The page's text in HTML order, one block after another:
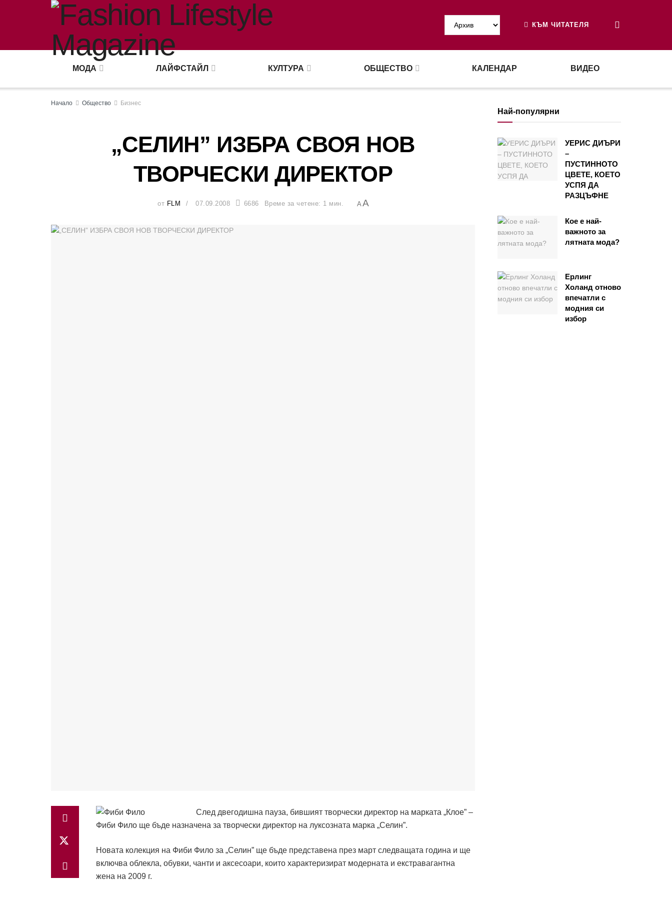
КЪМ ЧИТАТЕЛЯ
МОДА ЛАЙФСТАЙЛ КУЛТУРА ОБЩЕСТВО КАЛЕНДАР ВИДЕО
Начало Общество Бизнес
„СЕЛИН” ИЗБРА СВОЯ НОВ
ТВОРЧЕСКИ ДИРЕКТОР
от FLM 07.09.2008 6686 Време за четене: 1 мин. AA
След двегодишна пауза, бившият творчески директор на марката „Клое” –
Фиби Фило ще бъде назначена за творчески директор на луксозната марка „Селин”.
Новата колекция на Фиби Фило за „Селин” ще бъде представена през март следващата година и ще
включва облекла, обувки, чанти и аксесоари, които характеризират модерната и екстравагантна
жена на 2009 г.
Най-популярни
УЕРИС ДИЪРИ
–
ПУСТИННОТО
ЦВЕТЕ, КОЕТО
УСПЯ ДА
РАЗЦЪФНЕ
Кое е най-
важното за
лятната мода?
Ерлинг
Холанд отново
впечатли с
модния си
избор